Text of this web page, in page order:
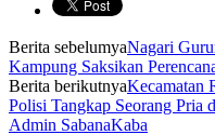
Berita sebelumyaNagari
Kampung Saksikan
Berita berikutnyaKecamatan
Polisi Tangkap Seorang Pria
Admin SabanaKaba